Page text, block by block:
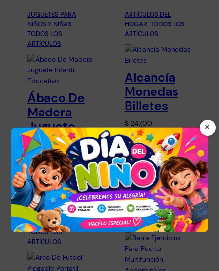
×
JUGUETES PARA
NIÑOS Y NIÑAS
TODOS LOS
ARTÍCULOS
Ábaco De
Madera
Juguete
Infantil
Educativo
$450,00
Leer más
ARTÍCULOS DEL
HOGAR, TODOS LOS
ARTÍCULOS
Alcancía
Monedas
Billetes
$247,00
Añadir al carrito
JUGUETES PARA
NIÑOS Y NIÑAS
TODOS LOS
ARTÍCULOS
TODOS LOS
ARTÍCULOS